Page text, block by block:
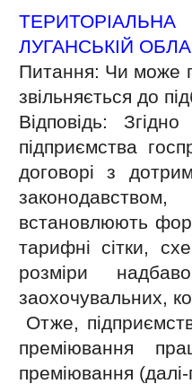
ЛУГАНСЬКІЙ
Питання: Чи може
звільняється до
Відповідь:
підприємства
договорі з
встановлюють
тарифні сітки,
розміри
заохочувальних,
Отже,
преміювання
преміювання